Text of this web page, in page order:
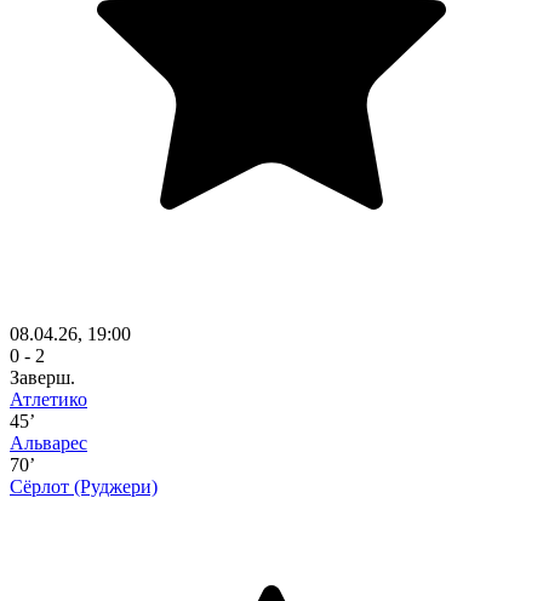
08.04.26, 19:00
0 - 2
Заверш.
Атлетико
45’
Альварес
70’
Сёрлот (Руджери)